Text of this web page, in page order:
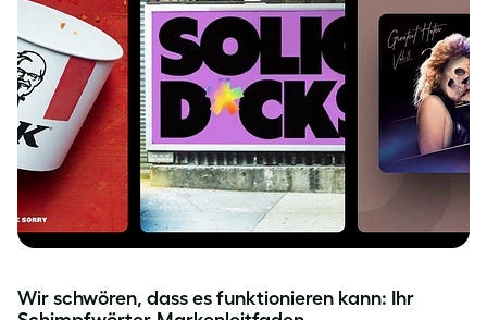
Wir schwören, dass es funktionieren kann: Ihr